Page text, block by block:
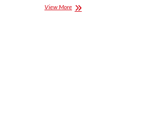
View MoreRetrospectiva